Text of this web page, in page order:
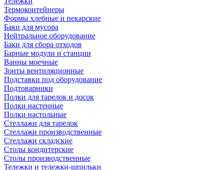
Термоконтейнеры
Формы хлебные и пекарские
Баки для мусора
Нейтральное оборудование
Баки для сбора отходов
Барные модули и станции
Ванны моечные
Зонты вентиляционные
Подставки под оборудование
Подтоварники
Полки для тарелок и досок
Полки настенные
Полки настольные
Стеллажи для тарелок
Стеллажи производственные
Стеллажи складские
Столы кондитерские
Столы производственные
Тележки и тележки-шпильки